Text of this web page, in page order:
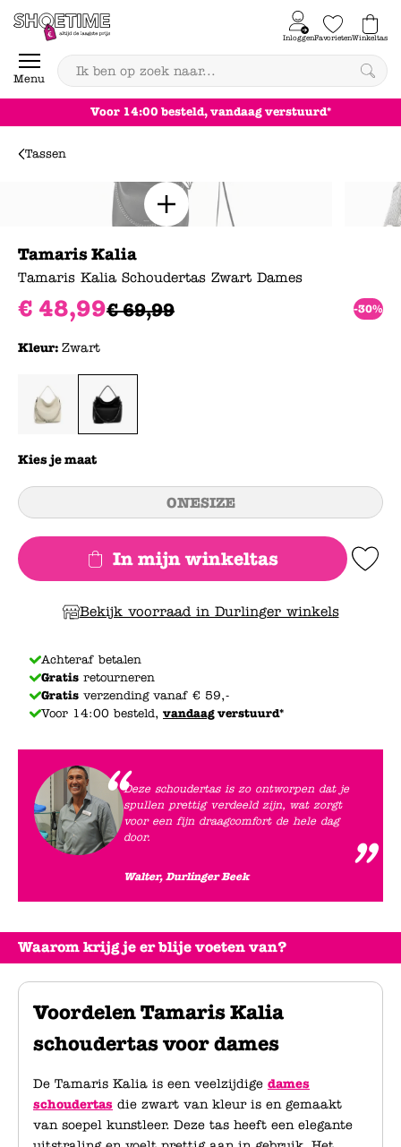
Skip to content
Menu
InloggenFavorietenWinkeltas
0
Voor 14:00 besteld, vandaag verstuurd*
Tassen
Waarom krijg je er blije voeten van?
Voordelen Tamaris Kalia
schoudertas voor dames
De Tamaris Kalia is een veelzijdige dames
schoudertas die zwart van kleur is en gemaakt
van soepel kunstleer. Deze tas heeft een elegante
Tamaris Kalia
Tamaris Kalia Schoudertas Zwart Dames
€ 48,99€ 69,99 -30%
Kleur: Zwart
Kies je maat
ONESIZE
In mijn winkeltas Add to
Bekijk voorraad in Durlinger winkels
Achteraf betalen
Gratis retourneren
Gratis verzending vanaf € 59,-
Voor 14:00 besteld, vandaagverstuurd*
Deze schoudertas is zo ontworpen dat je
spullen prettig verdeeld zijn, wat zorgt
voor een fijn draagcomfort de hele dag
door.
Walter, Durlinger Beek